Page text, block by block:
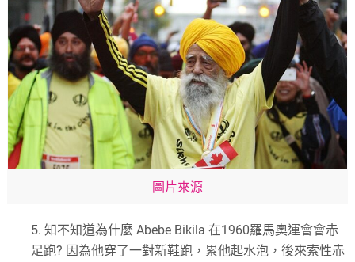
圖片來源
5.知不知道為什麼Abebe Bikila在1960羅馬奧運會會赤
足跑? 因為他穿了一對新鞋跑，累他起水泡，後來索性赤